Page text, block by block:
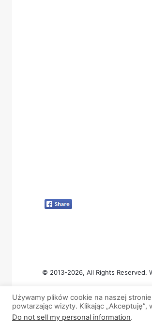
© 2013-2026, All Rights Reserved.
Używamy plików cookie na naszej
powtarzając wizyty. Klikając
Do not sell my personal information.